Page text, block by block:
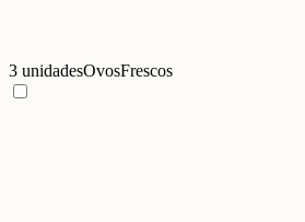
3 unidadesOvosFrescos